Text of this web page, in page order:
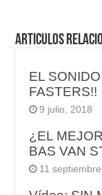
Articulos
EL
FASTERS!!
9 julio, 2018
¿EL
BAS VAN
11